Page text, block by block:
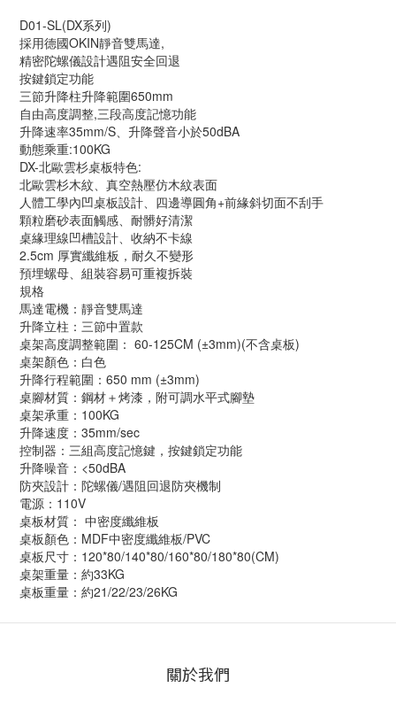
D01-SL(DX系列)
採用德國OKIN靜音雙馬達,
精密陀螺儀設計遇阻安全回退
按鍵鎖定功能
三節升降柱升降範圍650mm
自由高度調整,三段高度記憶功能
升降速率35mm/S、升降聲音小於50dBA
動態乘重:100KG
DX-北歐雲杉桌板特色:
北歐雲杉木紋、真空熱壓仿木紋表面
人體工學內凹桌板設計、四邊導圓角+前緣斜切面不刮手
顆粒磨砂表面觸感、耐髒好清潔
桌緣理線凹槽設計、收納不卡線
2.5cm 厚實纖維板，耐久不變形
預埋螺母、組裝容易可重複拆裝
規格
馬達電機：靜音雙馬達
升降立柱：三節中置款
桌架高度調整範圍： 60-125CM (±3mm)(不含桌板)
桌架顏色：白色
升降行程範圍：650 mm (±3mm)
桌腳材質：鋼材＋烤漆，附可調水平式腳墊
桌架承重：100KG
升降速度：35mm/sec
控制器：三組高度記憶鍵，按鍵鎖定功能
升降噪音：<50dBA
防夾設計：陀螺儀/遇阻回退防夾機制
電源：110V
桌板材質： 中密度纖維板
桌板顏色：MDF中密度纖維板/PVC
桌板尺寸：120*80/140*80/160*80/180*80(CM)
桌架重量：約33KG
桌板重量：約21/22/23/26KG
關於我們